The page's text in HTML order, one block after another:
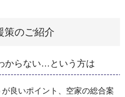
策のご紹介
からない…という方は
良いポイント、空家の総合案